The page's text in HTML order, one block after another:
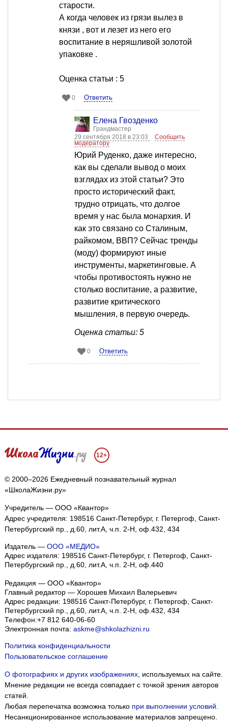
старости.
А когда человек из грязи вылез в
князи , вот и лезет из него его
воспитание в неряшливой золотой
упаковке .
Оценка статьи : 5
0 Ответить
Елена Гвозденко
Грандмастер
29 сентября 2018 в 23:03
Сообщить
модератору
Юрий Руденко, даже интересно,
как вы сделали вывод о моих
взглядах из этой статьи? Это
просто исторический факт,
трудно отрицать, что долгое
время у нас была монархия. И
как это связано со Сталиным,
райкомом, ВВП? Сейчас тренды
(моду) формируют иные
инструменты, маркетинговые. А
чтобы противостоять нужно не
столько воспитание, а развитие,
развитие критического
мышления, в первую очередь.
Оценка статьи: 5
0 Ответить
12+
© 2000–2026 Ежедневный познавательный журнал
«ШколаЖизни.ру»
Учредитель — ООО «Квантор»
Адрес учредителя: 198516 Санкт-Петербург, г. Петергоф, Санкт-
Петербургский пр., д.60, лит.А, ч.п. 2-Н, оф.432, 434
Издатель — ООО «МЕДИО»
Адрес издателя: 198516 Санкт-Петербург, г. Петергоф, Санкт-
Петербургский пр., д.60, лит.А, ч.п. 2-Н, оф.440
Редакция — ООО «Квантор»
Главный редактор — Хорошев Михаил Валерьевич
Адрес редакции: 198516 Санкт-Петербург, г. Петергоф Санкт-
Петербургский пр., д.60, лит.А, ч.п. 2-Н, оф.432, 434
Телефон:+7 812 640-06-60
Электронная почта: askme@shkolazhizni.ru
Политика конфиденциальности
Пользовательское соглашение
О фотографиях и других изображениях, используемых на сайте.
Мнение редакции не всегда совпадает с точкой зрения авторов
статей.
Любая перепечатка возможна только при выполнении условий
Несанкционированное использование материалов запрещено.